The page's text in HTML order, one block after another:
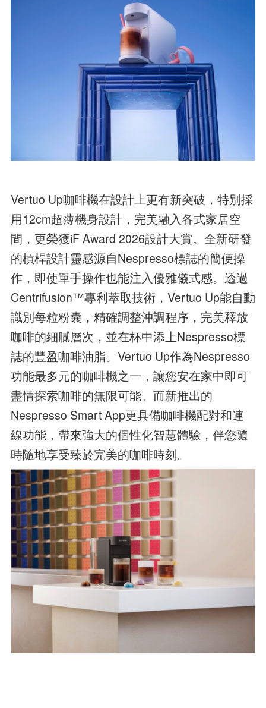
Vertuo Up咖啡機在設計上更有新突破，特別採
用12cm超薄機身設計，完美融入各式家居空
間，更榮獲iF Award 2026設計大賞。全新研發
的槓桿設計靈感源自Nespresso標誌的簡便操
作，即使單手操作也能注入優雅儀式感。透過
Centrifusion™專利萃取技術，Vertuo Up能自動
識別每粒粉囊，精確調整沖調程序，完美釋放
咖啡的細膩層次，並在杯中添上Nespresso標
誌的豐盈咖啡油脂。Vertuo Up作為Nespresso
功能最多元的咖啡機之一，讓您安在家中即可
盡情探索咖啡的無限可能。而新推出的
Nespresso Smart App更具備咖啡機配對和連
線功能，帶來強大的個性化智慧體驗，伴您隨
時隨地享受臻於完美的咖啡時刻。